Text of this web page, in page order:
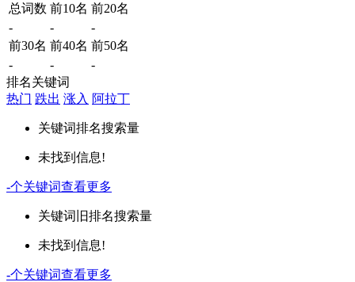
总词数 前10名 前20名
-
-
-
前30名 前40名 前50名
-
-
-
排名关键词
热门 跌出 涨入 阿拉丁
关键词排名搜索量
未找到信息!
-个关键词查看更多
关键词 旧排名搜索量
未找到信息!
-个关键词查看更多